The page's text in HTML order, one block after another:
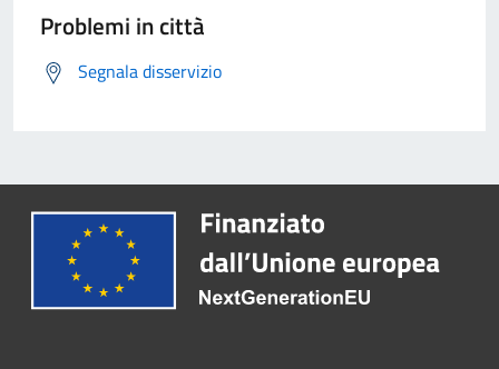
Problemi in città
Segnala disservizio